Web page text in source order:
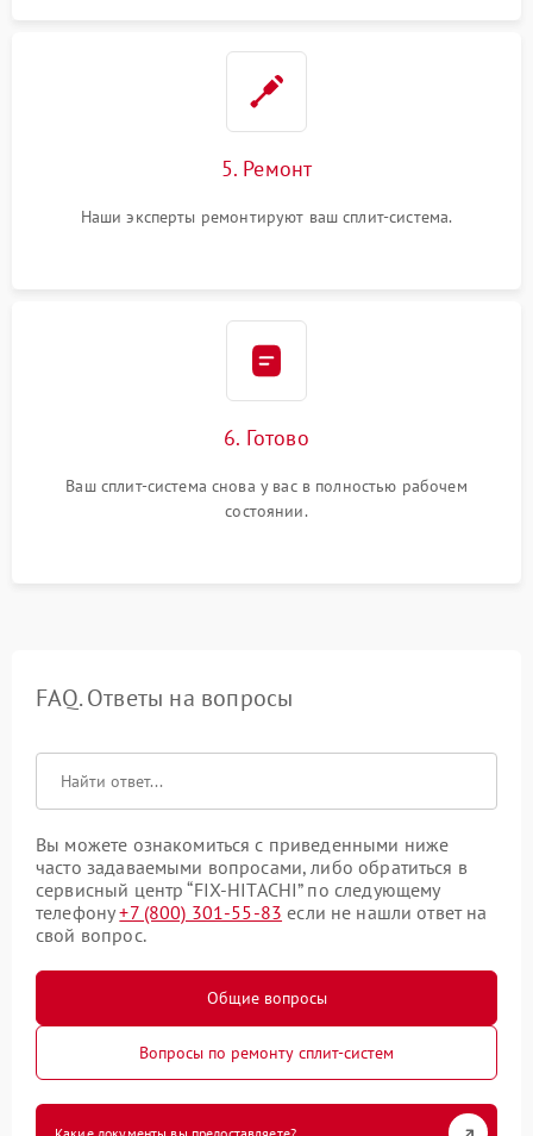
5. Ремонт
Наши эксперты ремонтируют ваш сплит-система.
6. Готово
Ваш сплит-система снова у вас в полностью рабочем
состоянии.
FAQ. Ответы на вопросы
Вы можете ознакомиться с приведенными ниже
часто задаваемыми вопросами, либо обратиться в
сервисный центр “FIX-HITACHI” по следующему
телефону+7 (800) 301-55-83 если не нашли ответ на
свой вопрос.
Общие вопросы
Вопросы по ремонту сплит-систем